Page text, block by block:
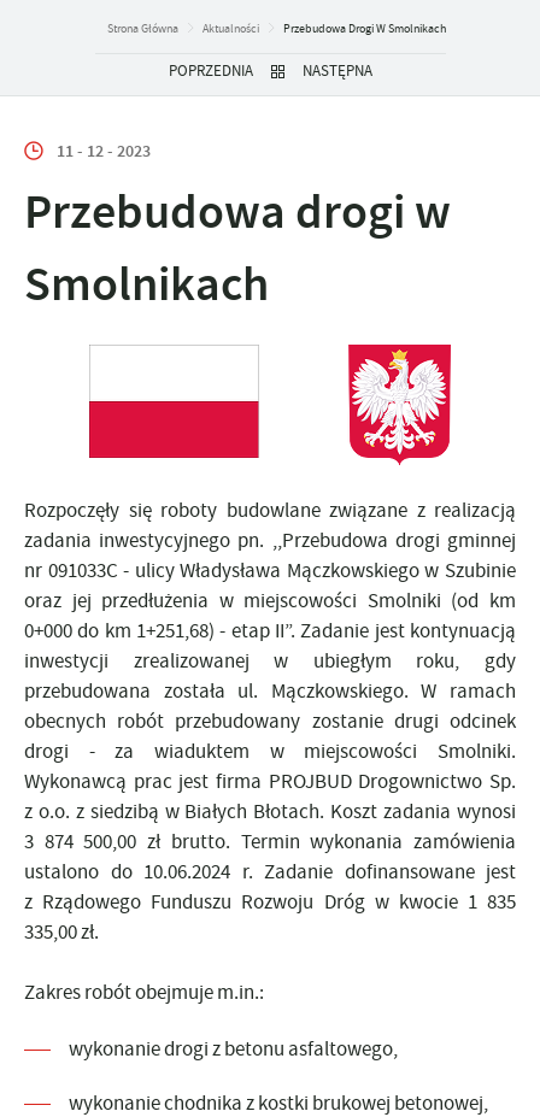
Strona Główna Aktualności Przebudowa Drogi W Smolnikach
POPRZEDNIA NASTĘPNA
11 - 12 - 2023
Przebudowa drogi w
Smolnikach
Rozpoczęły się roboty budowlane związane z realizacją
zadania inwestycyjnego pn. ,,Przebudowa drogi gminnej
nr 091033C - ulicy Władysława Mączkowskiego w Szubinie
oraz jej przedłużenia w miejscowości Smolniki (od km
0+000 do km 1+251,68) - etap II”. Zadanie jest kontynuacją
inwestycji zrealizowanej w ubiegłym roku, gdy
przebudowana została ul. Mączkowskiego. W ramach
obecnych robót przebudowany zostanie drugi odcinek
drogi - za wiaduktem w miejscowości Smolniki.
Wykonawcą prac jest firma PROJBUD Drogownictwo Sp.
z o.o. z siedzibą w Białych Błotach. Koszt zadania wynosi
3 874 500,00 zł brutto. Termin wykonania zamówienia
ustalono do 10.06.2024 r. Zadanie dofinansowane jest
z Rządowego Funduszu Rozwoju Dróg w kwocie 1 835
335,00 zł.
Zakres robót obejmuje m.in.:
wykonanie drogi z betonu asfaltowego,
wykonanie chodnika z kostki brukowej betonowej,